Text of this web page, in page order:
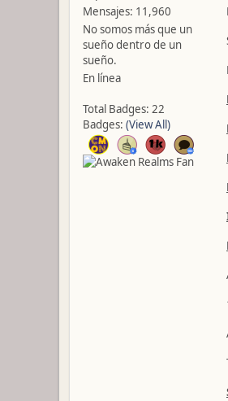
Mensajes: 11,960
No somos más que un
sueño dentro de un
sueño.
En línea
Total Badges: 22
Badges: (View All)